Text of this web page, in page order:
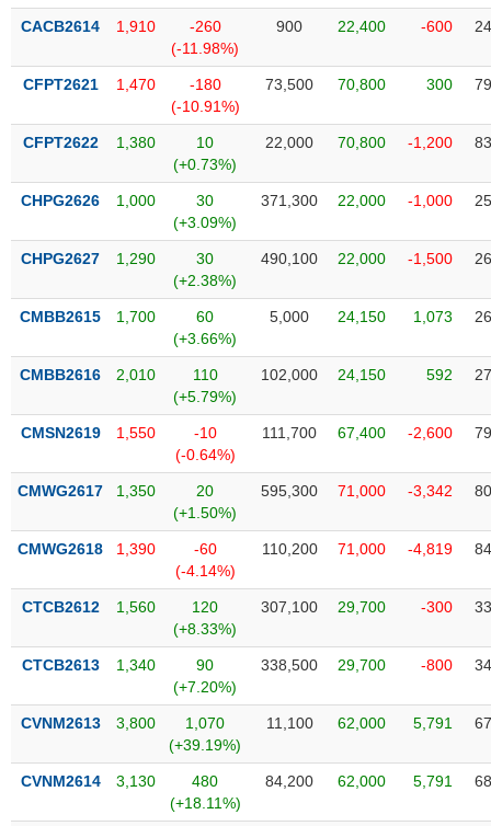
CACB2614 1,910
-260
(-11.98%)
900 22,400 -600
CFPT2621 1,470
-180
(-10.91%)
73,500 70,800 300
CFPT2622 1,380
10
(+0.73%)
22,000 70,800 -1,200
CHPG2626 1,000
30
(+3.09%)
371,300 22,000 -1,000
CHPG2627 1,290
30
(+2.38%)
490,100 22,000 -1,500
CMBB2615 1,700
60
(+3.66%)
5,000 24,150 1,073
CMBB2616 2,010
110
(+5.79%)
102,000 24,150 592
CMSN2619 1,550
-10
(-0.64%)
111,700 67,400 -2,600
CMWG2617 1,350
20
(+1.50%)
595,300 71,000 -3,342
CMWG2618 1,390
-60
(-4.14%)
110,200 71,000 -4,819
CTCB2612 1,560
120
(+8.33%)
307,100 29,700 -300
CTCB2613 1,340
90
(+7.20%)
338,500 29,700 -800
CVNM2613 3,800
1,070
(+39.19%)
11,100 62,000 5,791
CVNM2614 3,130
480
(+18.11%)
84,200 62,000 5,791
THIẾT
YẾU
CHĂM
SỨC
TÀI
TIN
VỤ
THÔNG
TIỆN